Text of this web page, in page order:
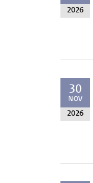
2026
30
NOV
2026